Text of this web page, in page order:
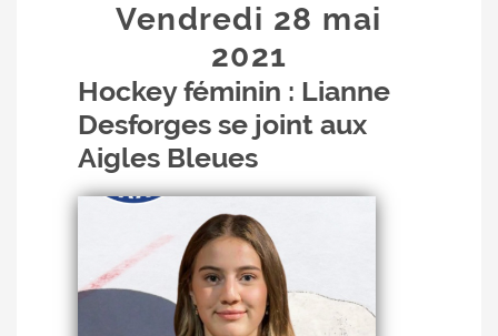
Vendredi 28 mai
2021
Hockey féminin : Lianne
Desforges se joint aux
Aigles Bleues